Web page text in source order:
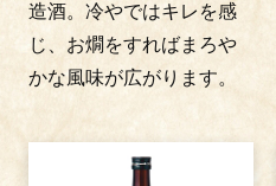
造酒。冷やではキレを感
じ、お燗をすればまろや
かな風味が広がります。